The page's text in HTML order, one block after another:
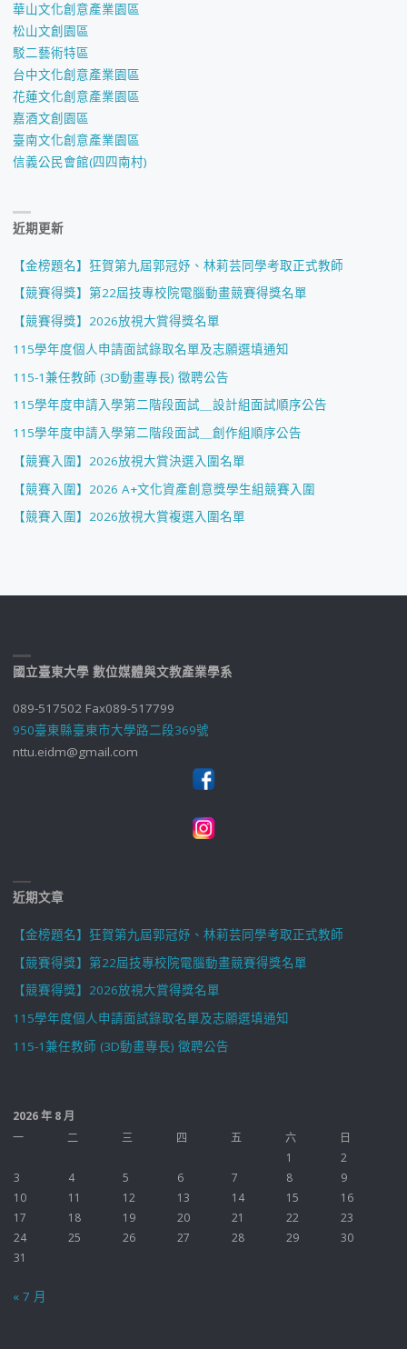
華山文化創意產業園區
松山文創園區
駁二藝術特區
台中文化創意產業園區
花蓮文化創意產業園區
嘉酒文創園區
臺南文化創意產業園區
信義公民會館(四四南村)
近期更新
【金榜題名】狂賀第九屆郭冠妤、林莉芸同學考取正式教師
【競賽得獎】第22屆技專校院電腦動畫競賽得獎名單
【競賽得獎】2026放視大賞得獎名單
115學年度個人申請面試錄取名單及志願選填通知
115-1兼任教師 (3D動畫專長) 徵聘公告
115學年度申請入學第二階段面試＿設計組面試順序公告
115學年度申請入學第二階段面試＿創作組順序公告
【競賽入圍】2026放視大賞決選入圍名單
【競賽入圍】2026 A+文化資產創意獎學生組競賽入圍
【競賽入圍】2026放視大賞複選入圍名單
國立臺東大學 數位媒體與文教產業學系
089-517502 Fax089-517799
950臺東縣臺東市大學路二段369號
nttu.eidm@gmail.com
近期文章
【金榜題名】狂賀第九屆郭冠妤、林莉芸同學考取正式教師
【競賽得獎】第22屆技專校院電腦動畫競賽得獎名單
【競賽得獎】2026放視大賞得獎名單
115學年度個人申請面試錄取名單及志願選填通知
115-1兼任教師 (3D動畫專長) 徵聘公告
2026 年 8 月
一
二 三 四 五 六
日
1
2
3
4 5 6 7 8
9
10
11 12 13 14 15
16
17
18 19 20 21 22
23
24
25 26 27 28 29
30
31
« 7 月